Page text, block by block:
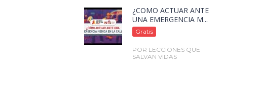
¿CÓMO ACTUAR ANTE
UNA EMERGENCIA M...
Gratis
POR LECCIONES QUE
SALVAN VIDAS